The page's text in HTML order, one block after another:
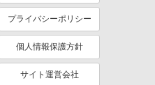
プライバシーポリシー
個人情報保護方針
サイト運営会社